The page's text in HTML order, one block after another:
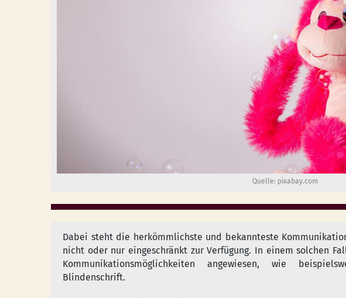
Quelle: pixabay.com
Dabei steht die herkömmlichste und bekannteste
nicht oder nur eingeschränkt zur Verfügung. In einem solchen
Kommunikationsmöglichkeiten angewiesen, wie
Blindenschrift.